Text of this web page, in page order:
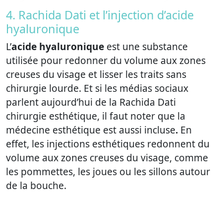
4. Rachida Dati et l’injection d’acide
hyaluronique
L’acide hyaluronique est une substance
utilisée pour redonner du volume aux zones
creuses du visage et lisser les traits sans
chirurgie lourde. Et si les médias sociaux
parlent aujourd’hui de la Rachida Dati
chirurgie esthétique, il faut noter que la
médecine esthétique est aussi incluse. En
effet, les injections esthétiques redonnent du
volume aux zones creuses du visage, comme
les pommettes, les joues ou les sillons autour
de la bouche.